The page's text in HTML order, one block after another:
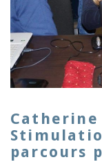
Catherine
parcours